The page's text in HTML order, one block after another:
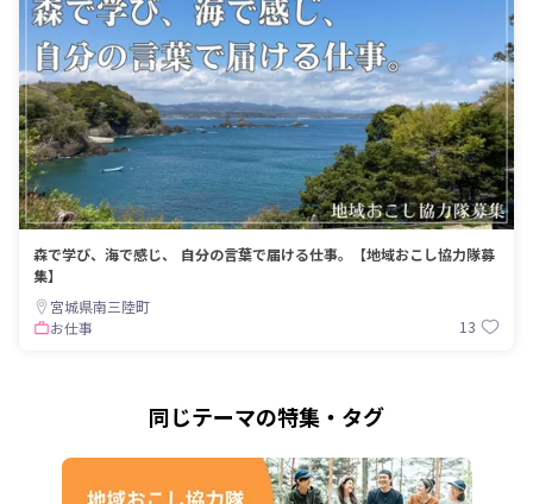
森で学び、海で感じ、 自分の言葉で届ける仕事。【地域おこし協力隊募
集】
宮城県南三陸町
お仕事
13
同じテーマの特集・タグ